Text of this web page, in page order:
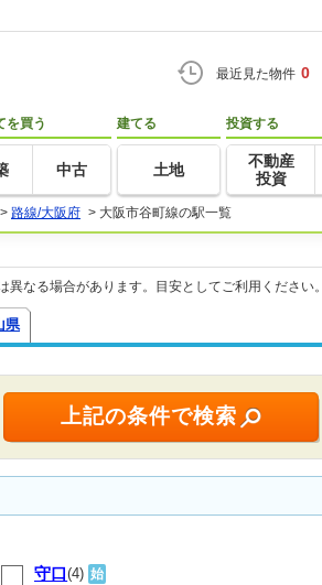
最近見た物件 0
を買う
中古
建てる
土地
投資する
不動産
投資
> 路線/大阪府 > 大阪市谷町線の駅一覧
なる場合があります。目安としてご利用ください。
県
守口(4) 始